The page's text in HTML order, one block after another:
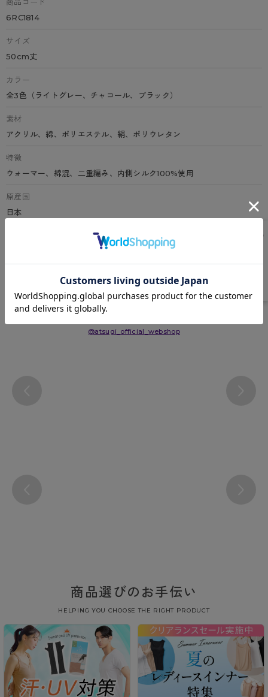
6RC1814
サイズ
50cm丈
カラー
全3色（ライトグレー、チャコール、ブラック）
素材
アクリル、綿、ポリエステル、絹、ポリウレタン
特徴
ウォーマー、綿混、二重編み、内側シルク100%使用
原産国
日本
Instagram
@atsugi_official_webshop
商品選びのお手伝い
HELPING YOU CHOOSE THE RIGHT PRODUCT